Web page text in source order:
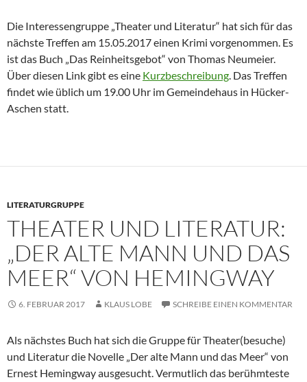
Die Interessengruppe „Theater und Literatur“ hat sich für das
nächste Treffen am 15.05.2017 einen Krimi vorgenommen. Es
ist das Buch „Das Reinheitsgebot“ von Thomas Neumeier.
Über diesen Link gibt es eine Kurzbeschreibung. Das Treffen
findet wie üblich um 19.00 Uhr im Gemeindehaus in Hücker-
Aschen statt.
LITERATURGRUPPE
THEATER UND LITERATUR:
„DER ALTE MANN UND DAS
MEER“ VON HEMINGWAY
6. FEBRUAR 2017 KLAUS LOBE SCHREIBE EINEN KOMMENTAR
Als nächstes Buch hat sich die Gruppe für Theater(besuche)
und Literatur die Novelle „Der alte Mann und das Meer“ von
Ernest Hemingway ausgesucht. Vermutlich das berühmteste